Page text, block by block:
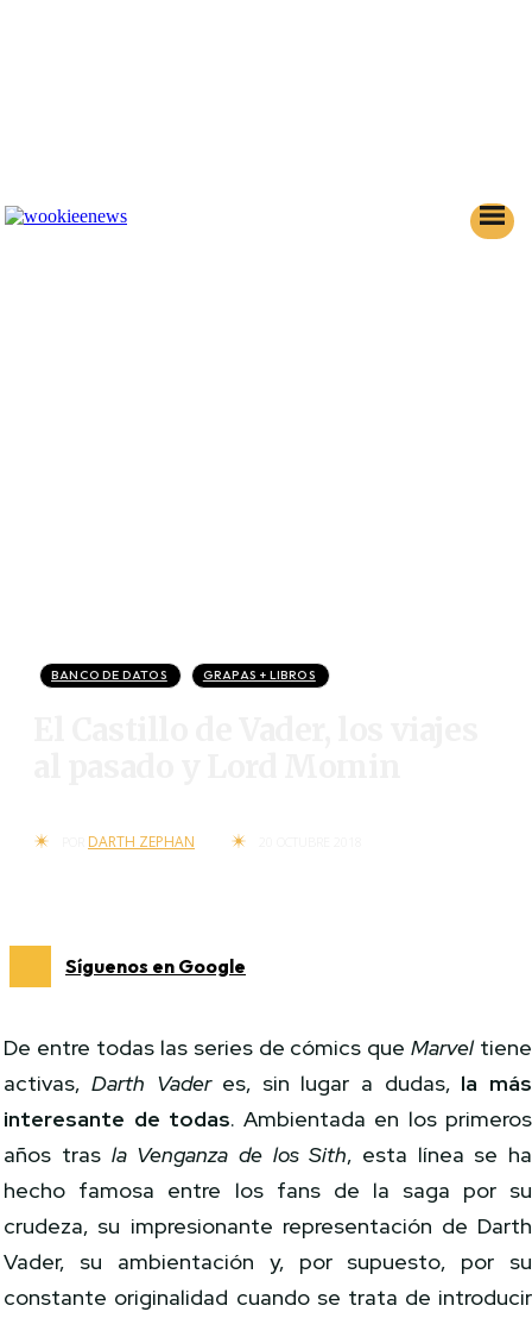
BANCO DE DATOS GRAPAS + LIBROS
DARTH ZEPHAN
Síguenos en Google
De entre todas las series de cómics queMarveltiene
activas, Darth Vader es, sin lugar a dudas, la más
interesante de todas. Ambientada en los primeros
años tras la Venganza de los Sith, esta línea se ha
hecho famosa entre los fans de la saga por su
crudeza, su impresionante representación de Darth
Vader, su ambientación y, por supuesto, por su
constante originalidad cuando se trata de introducir